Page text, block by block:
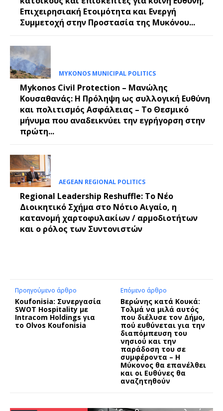
Επιχειρησιακή Ετοιμότητα και Ενεργή
Συμμετοχή στην Προστασία της Μυκόνου...
MYKONOS MUNICIPAL POLITICS
Mykonos Civil Protection – Μανώλης
Κουσαθανάς: Η Πρόληψη ως συλλογική Ευθύνη
και πολιτισμός Ασφάλειας – Το Θεσμικό
μήνυμα που αναδεικνύει την εγρήγορση στην
πρώτη...
AEGEAN REGIONAL POLITICS
Regional Leadership Reshuffle: Το Νέο
Διοικητικό Σχήμα στο Νότιο Αιγαίο, η
κατανομή χαρτοφυλακίων / αρμοδιοτήτων
και ο ρόλος των Συντονιστών
Προηγούμενο άρθρο
Koufonisia: Συνεργασία
SWOT Hospitality με
Intracom Holdings για
το Olvos Koufonisia
Επόμενο άρθρο
Βερώνης κατά Κουκά:
Τολμά να μιλά αυτός
που διέλυσε τον Δήμο,
πού ευθύνεται για την
διαπόμπευση του
νησιού και την
παράδοση του σε
συμφέροντα – Η
Μύκονος θα επανέλθει
και οι Ευθύνες θα
αναζητηθούν